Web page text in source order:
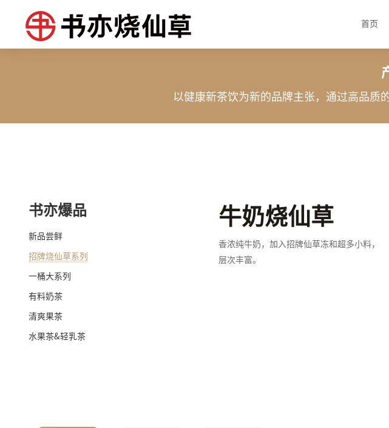
首页
以健康新茶饮为新的品牌主张，通过高品质
书亦爆品
新品尝鲜
招牌烧仙草系列
一桶大系列
有料奶茶
清爽果茶
水果茶&轻乳茶
牛奶烧仙草
香浓纯牛奶，加入招牌仙草冻和超多小料，
层次丰富。